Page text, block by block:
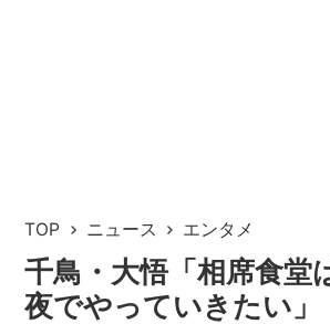
TOP ニュース エンタメ
千鳥・大悟「相席食堂
夜でやっていきたい」